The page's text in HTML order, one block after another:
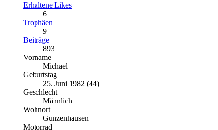
Erhaltene Likes
6
Trophäen
9
Beiträge
893
Vorname
Michael
Geburtstag
25. Juni 1982 (44)
Geschlecht
Männlich
Wohnort
Gunzenhausen
Motorrad